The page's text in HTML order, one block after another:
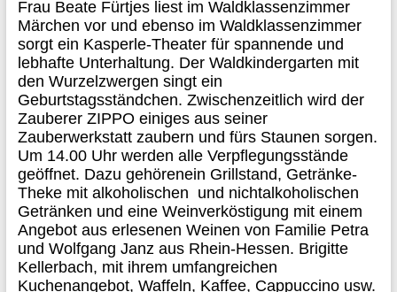
Frau Beate Fürtjes liest im Waldklassenzimmer
Märchen vor und ebenso im Waldklassenzimmer
sorgt ein Kasperle-Theater für spannende und
lebhafte Unterhaltung. Der Waldkindergarten mit
den Wurzelzwergen singt ein
Geburtstagsständchen. Zwischenzeitlich wird der
Zauberer ZIPPO einiges aus seiner
Zauberwerkstatt zaubern und fürs Staunen sorgen.
Um 14.00 Uhr werden alle Verpflegungsstände
geöffnet. Dazu gehörenein Grillstand, Getränke-
Theke mit alkoholischen und nichtalkoholischen
Getränken und eine Weinverköstigung mit einem
Angebot aus erlesenen Weinen von Familie Petra
und Wolfgang Janz aus Rhein-Hessen. Brigitte
Kellerbach, mit ihrem umfangreichen
Kuchenangebot, Waffeln, Kaffee, Cappuccino usw.